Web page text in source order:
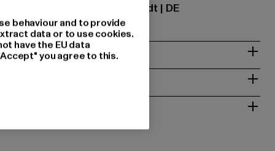
7 | 64372 Ober-Ramstadt | DE
behaviour and to provide
data or to use cookies.
have the EU data
you agree to this.